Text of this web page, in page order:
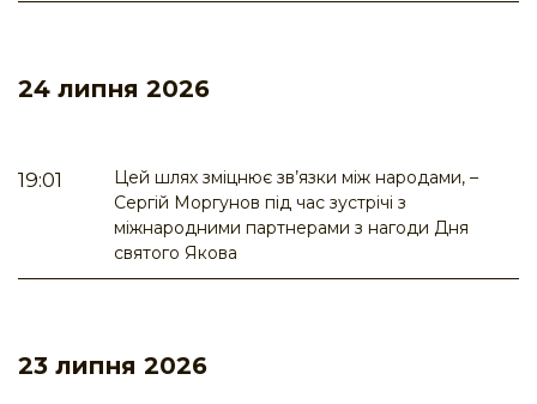
24 липня 2026
19:01
Цей шлях зміцнює зв’язки між народами, –
Сергій Моргунов під час зустрічі з
міжнародними партнерами з нагоди Дня
святого Якова
23 липня 2026